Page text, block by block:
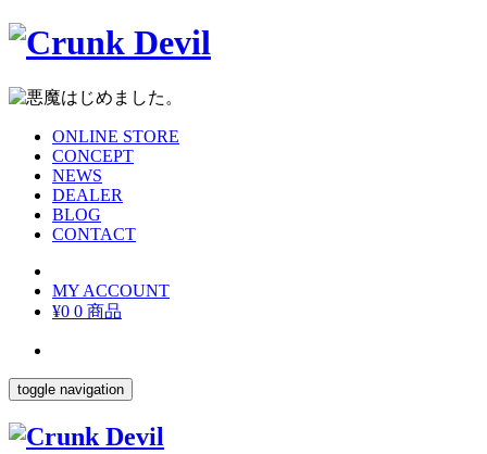
ONLINE STORE
CONCEPT
NEWS
DEALER
BLOG
CONTACT
MY ACCOUNT
¥0 0 商品
toggle navigation